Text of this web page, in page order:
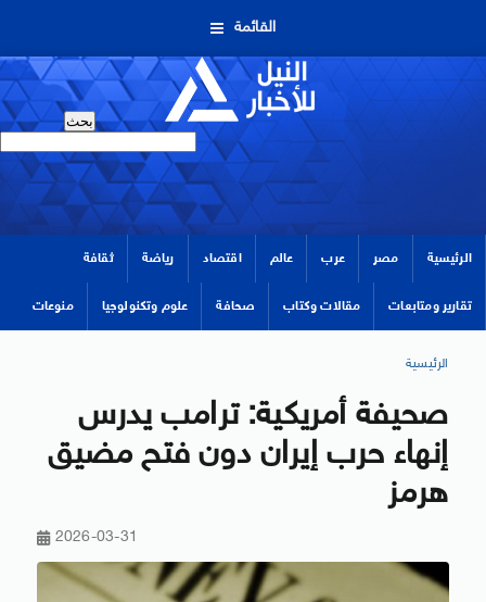
القائمة
الرئيسية مصر عرب عالم اقتصاد رياضة ثقافة
تقارير ومتابعات مقالات وكتاب صحافة علوم وتكنولوجيا منوعات
الرئيسية
صحيفة أمريكية: ترامب يدرس
إنهاء حرب إيران دون فتح مضيق
هرمز
2026-03-31